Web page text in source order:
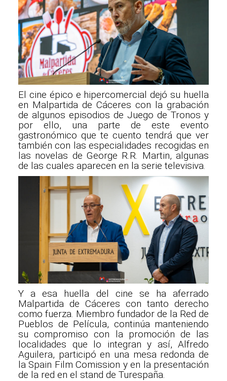
El cine épico e hipercomercial dejó su huella
en Malpartida de Cáceres con la grabación
de algunos episodios de Juego de Tronos y
por ello, una parte de este evento
gastronómico que te cuento tendrá que ver
también con las especialidades recogidas en
las novelas de George R.R. Martin, algunas
de las cuales aparecen en la serie televisiva.
Y a esa huella del cine se ha aferrado
Malpartida de Cáceres con tanto derecho
como fuerza. Miembro fundador de la Red de
Pueblos de Película, continúa manteniendo
su compromiso con la promoción de las
localidades que lo integran y así, Alfredo
Aguilera, participó en una mesa redonda de
la Spain Film Comission y en la presentación
de la red en el stand de Turespaña.